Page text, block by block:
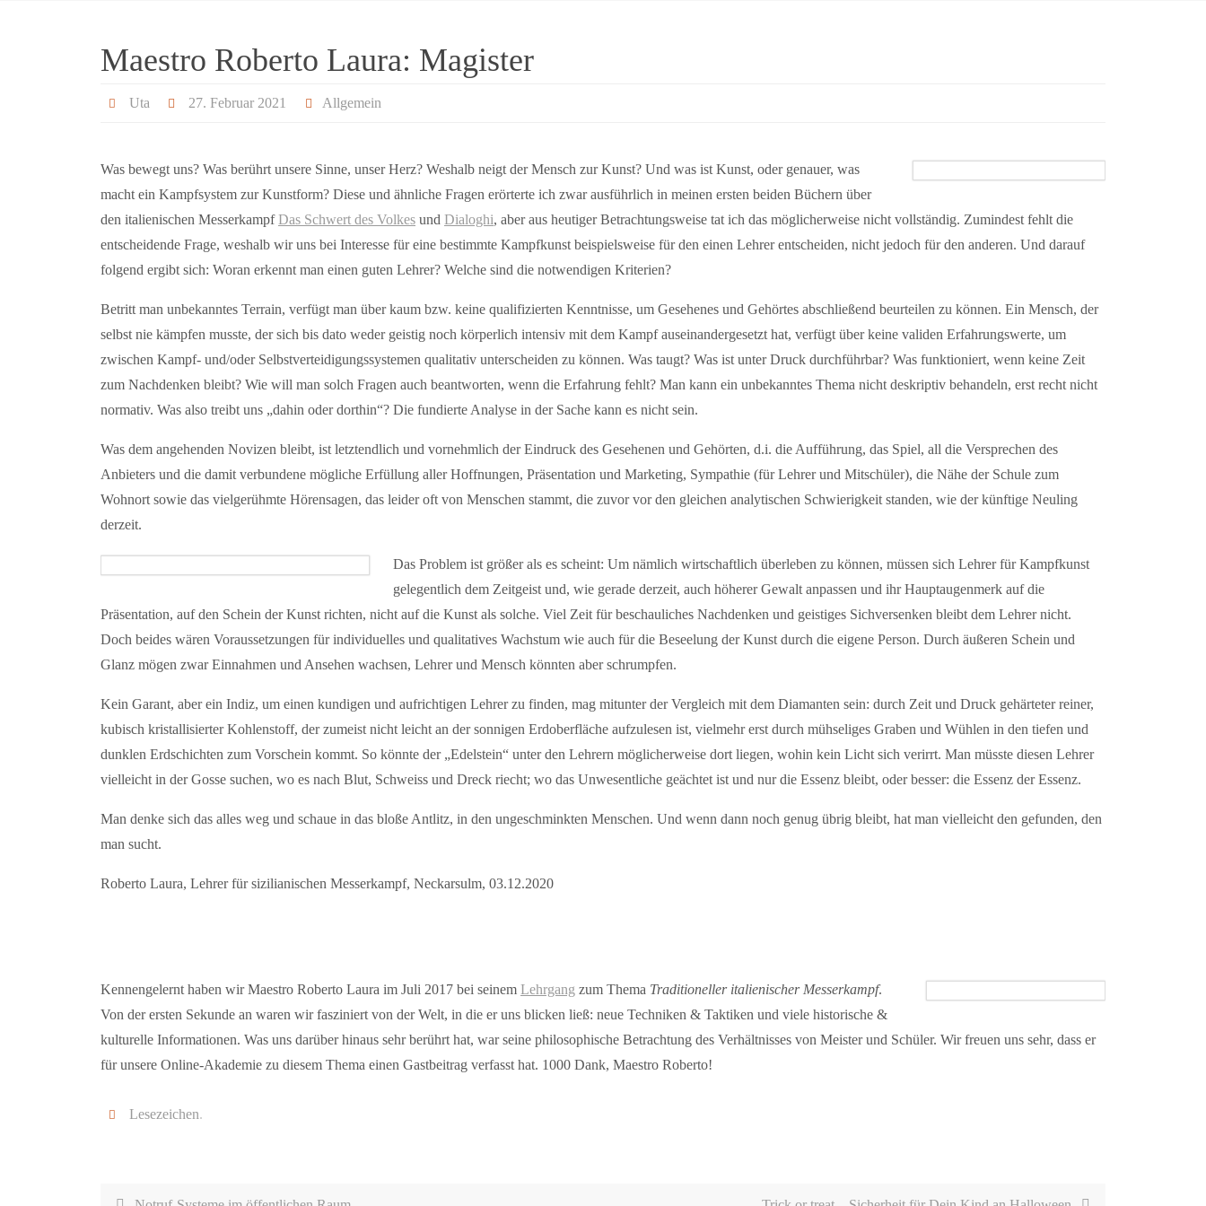
Maestro Roberto Laura: Magister
Uta 27. Februar 2021 Allgemein
Was bewegt uns? Was berührt unsere Sinne, unser Herz? Weshalb neigt der Mensch zur Kunst? Und was ist Kunst, oder genauer, was
macht ein Kampfsystem zur Kunstform? Diese und ähnliche Fragen erörterte ich zwar ausführlich in meinen ersten beiden Büchern über
den italienischen MesserkampfDas Schwert des Volkes und Dialoghi, aber aus heutiger Betrachtungsweise tat ich das möglicherweise nicht vollständig. Zumindest fehlt die
entscheidende Frage, weshalb wir uns bei Interesse für eine bestimmte Kampfkunst beispielsweise für den einen Lehrer entscheiden, nicht jedoch für den anderen. Und darauf
folgend ergibt sich: Woran erkennt man einen guten Lehrer? Welche sind die notwendigen Kriterien?
Betritt man unbekanntes Terrain, verfügt man über kaum bzw. keine qualifizierten Kenntnisse, um Gesehenes und Gehörtes abschließend beurteilen zu können. Ein Mensch, der
selbst nie kämpfen musste, der sich bis dato weder geistig noch körperlich intensiv mit dem Kampf auseinandergesetzt hat, verfügt über keine validen Erfahrungswerte, um
zwischen Kampf- und/oder Selbstverteidigungssystemen qualitativ unterscheiden zu können. Was taugt? Was ist unter Druck durchführbar? Was funktioniert, wenn keine Zeit
zum Nachdenken bleibt? Wie will man solch Fragen auch beantworten, wenn die Erfahrung fehlt? Man kann ein unbekanntes Thema nicht deskriptiv behandeln, erst recht nicht
normativ. Was also treibt uns „dahin oder dorthin“? Die fundierte Analyse in der Sache kann es nicht sein.
Was dem angehenden Novizen bleibt, ist letztendlich und vornehmlich der Eindruck des Gesehenen und Gehörten, d.i. die Aufführung, das Spiel, all die Versprechen des
Anbieters und die damit verbundene mögliche Erfüllung aller Hoffnungen, Präsentation und Marketing, Sympathie (für Lehrer und Mitschüler), die Nähe der Schule zum
Wohnort sowie das vielgerühmte Hörensagen, das leider oft von Menschen stammt, die zuvor vor den gleichen analytischen Schwierigkeit standen, wie der künftige Neuling
derzeit.
Das Problem ist größer als es scheint: Um nämlich wirtschaftlich überleben zu können, müssen sich Lehrer für Kampfkunst
gelegentlich dem Zeitgeist und, wie gerade derzeit, auch höherer Gewalt anpassen und ihr Hauptaugenmerk auf die
Präsentation, auf den Schein der Kunst richten, nicht auf die Kunst als solche. Viel Zeit für beschauliches Nachdenken und geistiges Sichversenken bleibt dem Lehrer nicht.
Doch beides wären Voraussetzungen für individuelles und qualitatives Wachstum wie auch für die Beseelung der Kunst durch die eigene Person. Durch äußeren Schein und
Glanz mögen zwar Einnahmen und Ansehen wachsen, Lehrer und Mensch könnten aber schrumpfen.
Kein Garant, aber ein Indiz, um einen kundigen und aufrichtigen Lehrer zu finden, mag mitunter der Vergleich mit dem Diamanten sein: durch Zeit und Druck gehärteter reiner,
kubisch kristallisierter Kohlenstoff, der zumeist nicht leicht an der sonnigen Erdoberfläche aufzulesen ist, vielmehr erst durch mühseliges Graben und Wühlen in den tiefen und
dunklen Erdschichten zum Vorschein kommt. So könnte der „Edelstein“ unter den Lehrern möglicherweise dort liegen, wohin kein Licht sich verirrt. Man müsste diesen Lehrer
vielleicht in der Gosse suchen, wo es nach Blut, Schweiss und Dreck riecht; wo das Unwesentliche geächtet ist und nur die Essenz bleibt, oder besser: die Essenz der Essenz.
Man denke sich das alles weg und schaue in das bloße Antlitz, in den ungeschminkten Menschen. Und wenn dann noch genug übrig bleibt, hat man vielleicht den gefunden, den
man sucht.
Roberto Laura, Lehrer für sizilianischen Messerkampf, Neckarsulm, 03.12.2020
Kennengelernt haben wir Maestro Roberto Laura im Juli 2017 bei seinem Lehrgang zum Thema Traditioneller italienischer Messerkampf.
Von der ersten Sekunde an waren wir fasziniert von der Welt, in die er uns blicken ließ: neue Techniken & Taktiken und viele historische &
kulturelle Informationen. Was uns darüber hinaus sehr berührt hat, war seine philosophische Betrachtung des Verhältnisses von Meister und Schüler. Wir freuen uns sehr, dass er
für unsere Online-Akademie zu diesem Thema einen Gastbeitrag verfasst hat. 1000 Dank, Maestro Roberto!
Lesezeichen.